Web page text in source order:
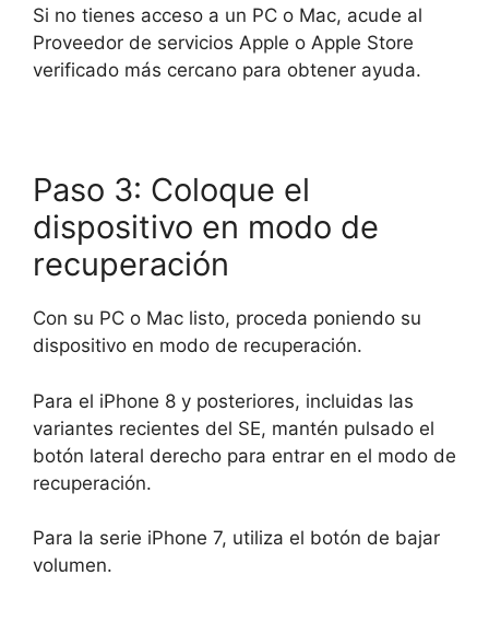
Si no tienes acceso a un PC o Mac, acude al
Proveedor de servicios Apple o Apple Store
verificado más cercano para obtener ayuda.
Paso 3: Coloque el
dispositivo en modo de
recuperación
Con su PC o Mac listo, proceda poniendo su
dispositivo en modo de recuperación.
Para el iPhone 8 y posteriores, incluidas las
variantes recientes del SE, mantén pulsado el
botón lateral derecho para entrar en el modo de
recuperación.
Para la serie iPhone 7, utiliza el botón de bajar
volumen.